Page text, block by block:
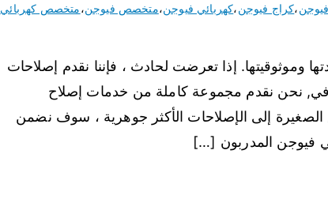
،كراج فيوجن،كهربائي فيوجن،متخصص فيوجن،متخصص كهربائي
وموثوقيتها. إذا تعرضت لحادث ، فإننا نقدم إصلاحات
نحن نقدم مجموعة كاملة من خدمات إصلاح
إلى الإصلاحات الأكثر جوهرية ، سوف نضمن
فيوجن المدربون […]